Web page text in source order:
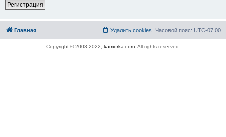
Регистрация
Главная Часовой пояс: UTC-07:00
Удалить cookies
Copyright © 2003-2022, kamorka.com. All rights reserved.